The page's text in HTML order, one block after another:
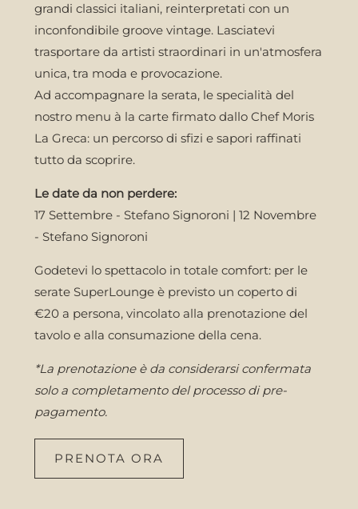
grandi classici italiani, reinterpretati con un
inconfondibile groove vintage. Lasciatevi
trasportare da artisti straordinari in un'atmosfera
unica, tra moda e provocazione.
Ad accompagnare la serata, le specialità del
nostro menu à la carte firmato dallo Chef Moris
La Greca: un percorso di sfizi e sapori raffinati
tutto da scoprire.
Le date da non perdere:
17 Settembre - Stefano Signoroni | 12 Novembre
- Stefano Signoroni
Godetevi lo spettacolo in totale comfort: per le
serate SuperLounge è previsto un coperto di
€20 a persona, vincolato alla prenotazione del
tavolo e alla consumazione della cena.
*La prenotazione è da considerarsi confermata
solo a completamento del processo di pre-
pagamento.
PRENOTA ORA